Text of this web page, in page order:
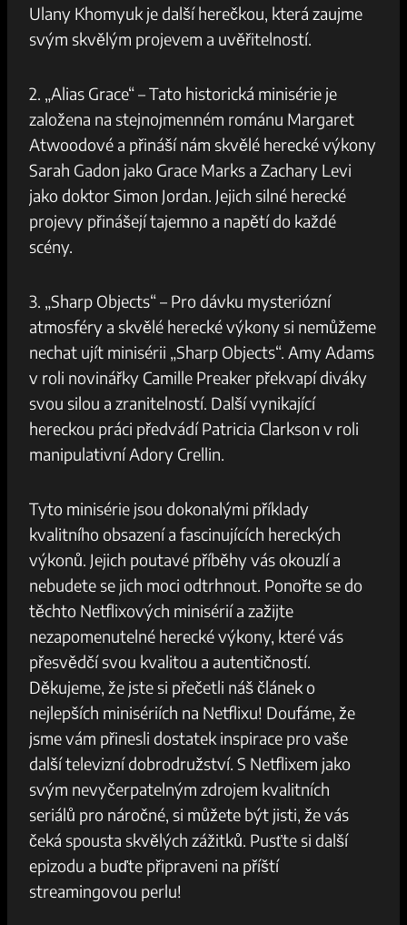
Ulany Khomyuk je další herečkou, která zaujme
svým skvělým projevem a uvěřitelností.
2. „Alias Grace“ – Tato historická minisérie je
založena na stejnojmenném románu Margaret
Atwoodové a přináší nám skvělé herecké výkony
Sarah Gadon jako Grace Marks a Zachary Levi
jako doktor Simon Jordan. Jejich silné herecké
projevy přinášejí tajemno a napětí do každé
scény.
3. „Sharp Objects“ – Pro dávku mysteriózní
atmosféry a skvělé herecké výkony si nemůžeme
nechat ujít minisérii „Sharp Objects“. Amy Adams
v roli novinářky Camille Preaker překvapí diváky
svou silou a zranitelností. Další vynikající
hereckou práci předvádí Patricia Clarkson v roli
manipulativní Adory Crellin.
Tyto minisérie jsou dokonalými příklady
kvalitního obsazení a fascinujících hereckých
výkonů. Jejich poutavé příběhy vás okouzlí a
nebudete se jich moci odtrhnout. Ponořte se do
těchto Netflixových minisérií a zažijte
nezapomenutelné herecké výkony, které vás
přesvědčí svou kvalitou a autentičností.
Děkujeme, že jste si přečetli náš článek o
nejlepších minisériích na Netflixu! Doufáme, že
jsme vám přinesli dostatek inspirace pro vaše
další televizní dobrodružství. S Netflixem jako
svým nevyčerpatelným zdrojem kvalitních
seriálů pro náročné, si můžete být jisti, že vás
čeká spousta skvělých zážitků. Pusťte si další
epizodu a buďte připraveni na příští
streamingovou perlu!